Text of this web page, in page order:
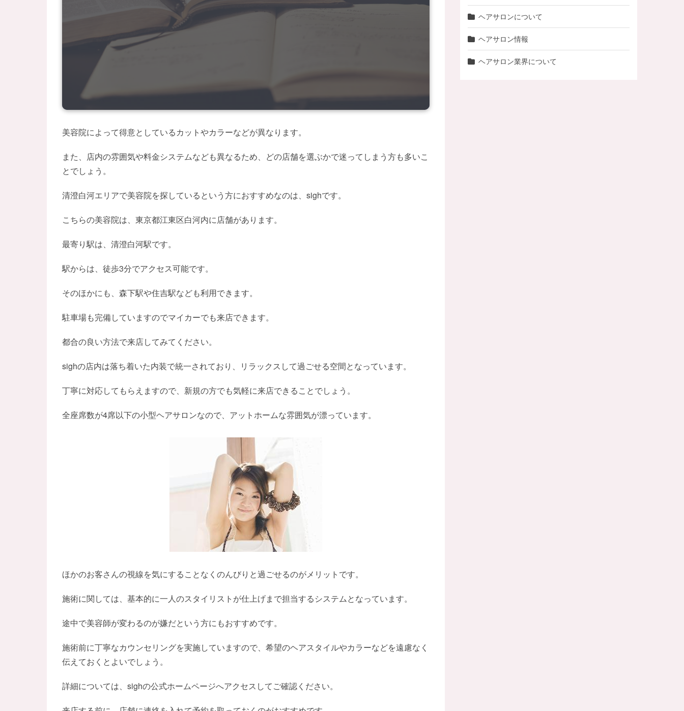
美容院によって得意としているカットやカラーなどが異なります。
また、店内の雰囲気や料金システムなども異なるため、どの店舗を選ぶかで迷ってしまう方も多いこ
とでしょう。
清澄白河エリアで美容院を探しているという方におすすめなのは、sighです。
こちらの美容院は、東京都江東区白河内に店舗があります。
最寄り駅は、清澄白河駅です。
駅からは、徒歩3分でアクセス可能です。
そのほかにも、森下駅や住吉駅なども利用できます。
駐車場も完備していますのでマイカーでも来店できます。
都合の良い方法で来店してみてください。
sighの店内は落ち着いた内装で統一されており、リラックスして過ごせる空間となっています。
丁寧に対応してもらえますので、新規の方でも気軽に来店できることでしょう。
全座席数が4席以下の小型ヘアサロンなので、アットホームな雰囲気が漂っています。
ほかのお客さんの視線を気にすることなくのんびりと過ごせるのがメリットです。
施術に関しては、基本的に一人のスタイリストが仕上げまで担当するシステムとなっています。
途中で美容師が変わるのが嫌だという方にもおすすめです。
施術前に丁寧なカウンセリングを実施していますので、希望のヘアスタイルやカラーなどを遠慮なく
伝えておくとよいでしょう。
詳細については、sighの公式ホームページへアクセスしてご確認ください。
ヘアサロンについて
ヘアサロン情報
ヘアサロン業界について